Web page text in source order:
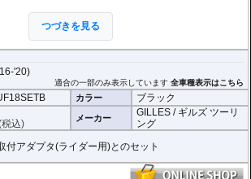
を使用することにより、ペグ位置を24ポジションから
合わせて調整が可能になります。
つづきを見る
'20)
適合の一部のみ表示しています全車種表示はこちら
カラー ブラック
税込) メーカー
GILLES / ギルズ ツーリ
ング
付アダプタ(ライダー用)とのセット